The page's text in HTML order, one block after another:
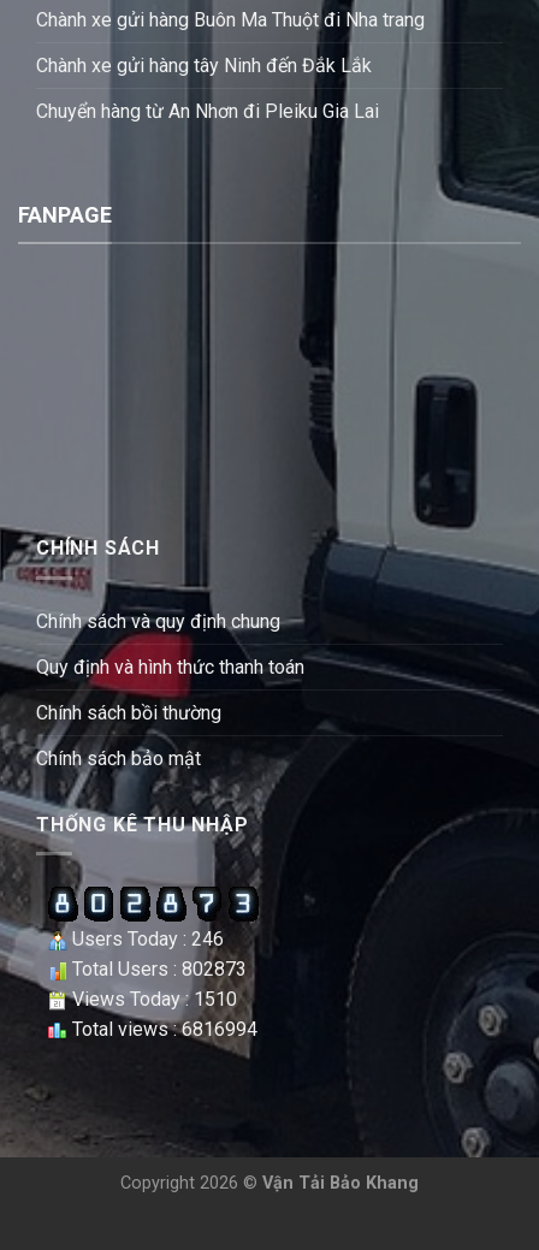
Chành xe gửi hàng Buôn Ma Thuột đi Nha trang
Chành xe gửi hàng tây Ninh đến Đắk Lắk
Chuyển hàng từ An Nhơn đi Pleiku Gia Lai
FANPAGE
CHÍNH SÁCH
Chính sách và quy định chung
Quy định và hình thức thanh toán
Chính sách bồi thường
Chính sách bảo mật
THỐNG KÊ THU NHẬP
Users Today : 246
Total Users : 802873
Views Today : 1510
Total views : 6816994
Copyright 2026 © Vận Tải Bảo Khang